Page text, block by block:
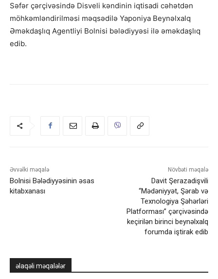
Səfər çərçivəsində Disveli kəndinin iqtisadi cəhətdən
möhkəmləndirilməsi məqsədilə Yaponiya Beynəlxalq
Əməkdaşlıq Agentliyi Bolnisi bələdiyyəsi ilə əməkdaşlıq
edib.
Əvvəlki məqalə
Bolnisi Bələdiyyəsinin əsas
kitabxanası
Növbəti məqalə
Davit Şerazadişvili
“Mədəniyyət, Şərab və
Texnologiya Şəhərləri
Platforması” çərçivəsində
keçirilən birinci beynəlxalq
forumda iştirak edib
əlaqəli məqalələr